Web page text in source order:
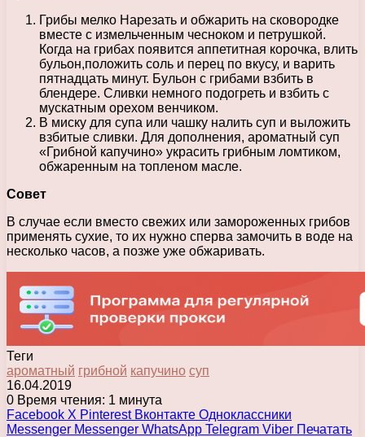
Грибы мелко Нарезать и обжарить на сковородке
вместе с измельченным чесноком и петрушкой.
Когда на грибах появится аппетитная корочка, влить
бульон,положить соль и перец по вкусу, и варить
пятнадцать минут. Бульон с грибами взбить в
блендере. Сливки немного подогреть и взбить с
мускатным орехом венчиком.
В миску для супа или чашку налить суп и выложить
взбитые сливки. Для дополнения, ароматный суп
«Грибной капучино» украсить грибным ломтиком,
обжаренным на топленом масле.
Совет
В случае если вместо свежих или замороженных грибов
применять сухие, то их нужно сперва замочить в воде на
несколько часов, а позже уже обжаривать.
Теги
ароматный грибной капучино суп
16.04.2019
0 Время чтения: 1 минута
Facebook X Pinterest Вконтакте Одноклассники
Messenger Messenger WhatsApp Telegram Viber Печатать